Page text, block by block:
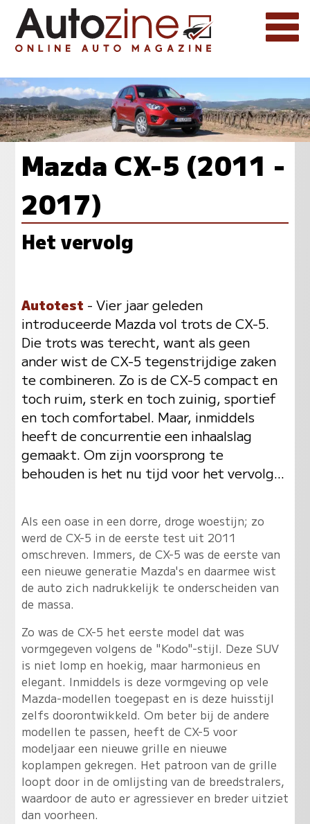
Mazda CX-5 (2011 -
2017)
Het vervolg
Autotest - Vier jaar geleden
introduceerde Mazda vol trots de CX-5.
Die trots was terecht, want als geen
ander wist de CX-5 tegenstrijdige zaken
te combineren. Zo is de CX-5 compact en
toch ruim, sterk en toch zuinig, sportief
en toch comfortabel. Maar, inmiddels
heeft de concurrentie een inhaalslag
gemaakt. Om zijn voorsprong te
behouden is het nu tijd voor het vervolg...
Als een oase in een dorre, droge woestijn; zo
werd de CX-5 in de eerste test uit 2011
omschreven. Immers, de CX-5 was de eerste van
een nieuwe generatie Mazda's en daarmee wist
de auto zich nadrukkelijk te onderscheiden van
de massa.
Zo was de CX-5 het eerste model dat was
vormgegeven volgens de "Kodo"-stijl. Deze SUV
is niet lomp en hoekig, maar harmonieus en
elegant. Inmiddels is deze vormgeving op vele
Mazda-modellen toegepast en is deze huisstijl
zelfs doorontwikkeld. Om beter bij de andere
modellen te passen, heeft de CX-5 voor
modeljaar een nieuwe grille en nieuwe
koplampen gekregen. Het patroon van de grille
loopt door in de omlijsting van de breedstralers,
waardoor de auto er agressiever en breder uitziet
dan voorheen.